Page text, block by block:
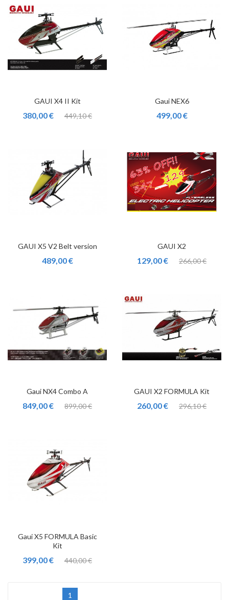
GAUI X4 II Kit
380,00 € 449,10 €
Gaui NEX6
499,00 €
GAUI X5 V2 Belt version
489,00 €
GAUI X2
129,00 € 266,00 €
Gaui NX4 Combo A
849,00 € 899,00 €
GAUI X2 FORMULA Kit
260,00 € 296,10 €
Gaui X5 FORMULA Basic
Kit
399,00 € 440,00 €
1